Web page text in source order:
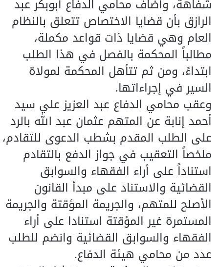
شفاهة، وأضاف محامي الدفاع أبوبكر عبد
الرازق بأن قضايا الاختصاص تتعلق بالنظام
العام وهي قضايا ذات قواعد مكملة،
مطالباً المحكمة بالفصل في هذا الطلب
ابتداءً، ومن ثم تتأهل المحكمة لمولاة
السير في إجراءاتها.
وعقب محامي الدفاع عبد العزيز علي سيد
أحمد إنابة عن المتهم عثمان عبد الله بالرد
على الطلب المقدم بشطب الدعوى للتقادم،
ملخصاً التعقيب في جواز الدفع بالتقادم
استناداً على أراء الفقهاء والسوابق
القضائية والاستناد على مبدأ القانون
الأصلح للمتهم، والجريمة المؤقتة والجريمة
المستمرة غير المؤقتة استنادا على أراء
الفقهاء والسوابق القضائية وانضم للطلب
عدد من محامي هيئة الدفاع.